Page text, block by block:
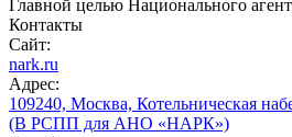
Главной целью Национального
Контакты
Сайт:
nark.ru
Адрес:
109240, Москва, Котельническая
(В РСПП для АНО «НАРК»)